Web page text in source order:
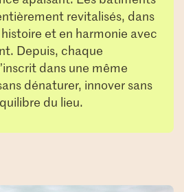
revitalisés, dans
et en harmonie avec
Depuis, chaque
dans une même
dénaturer, innover sans
du lieu.